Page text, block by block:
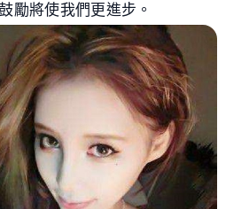
勵將使我們更進步。